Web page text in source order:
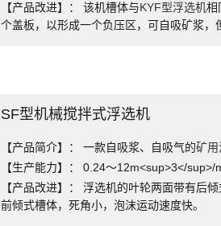
【产品改进】： 该机槽体与KYF型浮选机相
个盖板，以形成一个负压区，可自吸矿浆，
SF型机械搅拌式浮选机
【产品简介】： 一款自吸浆、自吸气的矿
【生产能力】： 0.24～12m<sup>3</sup>/
【产品改进】： 浮选机的叶轮两面带有后
前倾式槽体，死角小，泡沫运动速度快。